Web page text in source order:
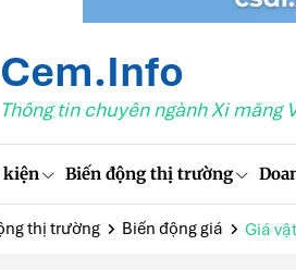
Cem.Info
Thông tin chuyên ngành Xi măng
kiện Biến động thị trường
thị trường Biến động giá Giá